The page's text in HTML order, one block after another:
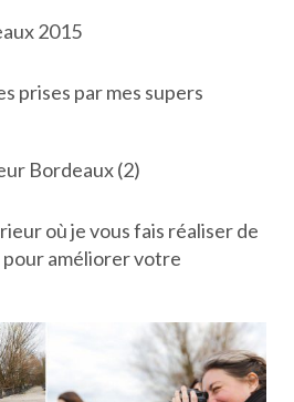
prises par mes supers
où je vous fais réaliser de
améliorer votre